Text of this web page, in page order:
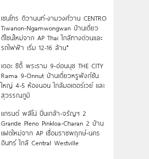
เซนโทร ติวานนท์-งามวงศ์วาน CENTRO
Tiwanon-Ngamwongwan บ้านเดี่ยว
ดีไซน์ใหม่จาก AP Thai ใกล้ทางด่วนและ
รถไฟฟ้า เริ่ม 12-16 ล้าน*
เดอะ ซิตี้ พระราม 9-อ่อนนุช THE CITY
Rama 9-Onnut บ้านเดี่ยวหรูฟังก์ชัน
ใหญ่ 4-5 ห้องนอน ใกล้มอเตอร์เวย์ และ
สุวรรณภูมิ
แกรนด์ พลีโน่ ปิ่นเกล้า-จรัญฯ 2
Grande Pleno Pinkloa-Charan 2 บ้าน
แฝดใหม่จาก AP เชื่อมราชพฤกษ์-นคร
อินทร์ ใกล้ Central Westville